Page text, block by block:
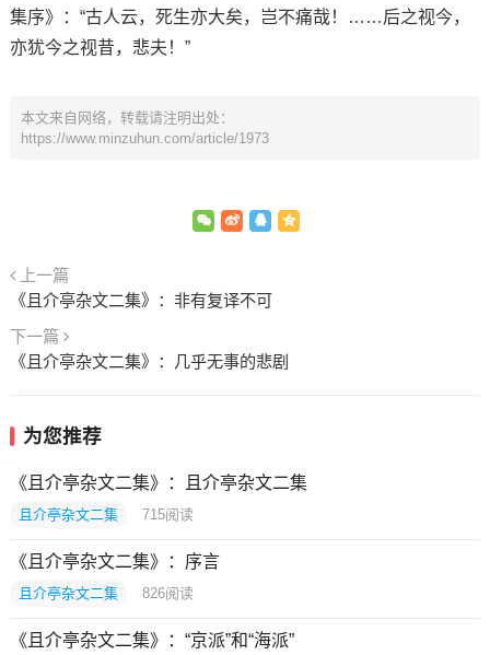
集序》：“古人云，死生亦大矣，岂不痛哉！……后之视今，
亦犹今之视昔，悲夫！”
本文来自网络，转载请注明出处：
https://www.minzuhun.com/article/1973
上一篇
《且介亭杂文二集》：非有复译不可
下一篇
《且介亭杂文二集》：几乎无事的悲剧
为您推荐
《且介亭杂文二集》：且介亭杂文二集
且介亭杂文二集 715阅读
《且介亭杂文二集》：序言
且介亭杂文二集 826阅读
《且介亭杂文二集》：“京派”和“海派”